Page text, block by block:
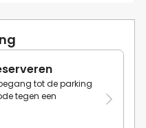
tot de parking
tegen een